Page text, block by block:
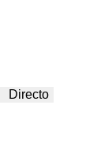
Directo